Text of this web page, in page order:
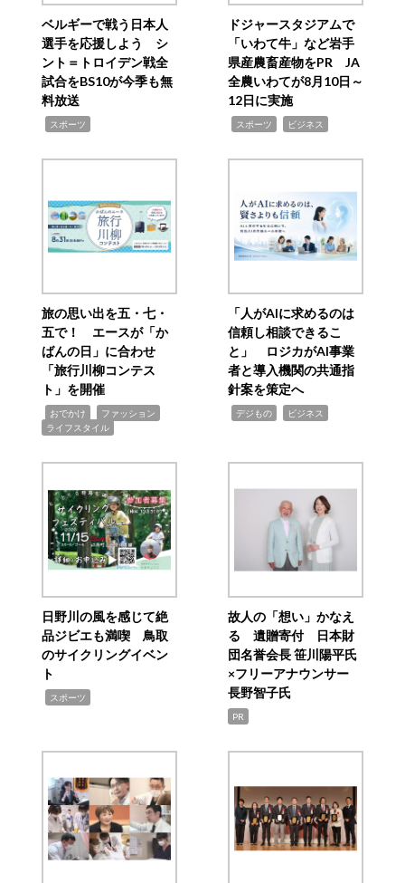
ベルギーで戦う日本人
選手を応援しよう シ
ント＝トロイデン戦全
試合をBS10が今季も無
料放送
スポーツ
ドジャースタジアムで
「いわて牛」など岩手
県産農畜産物をPR JA
全農いわてが8月10日～
12日に実施
スポーツ ビジネス
旅の思い出を五・七・
五で！ エースが「か
ばんの日」に合わせ
「旅行川柳コンテス
ト」を開催
おでかけ ファッション
ライフスタイル
「人がAIに求めるのは
信頼し相談できるこ
と」 ロジカがAI事業
者と導入機関の共通指
針案を策定へ
デジもの ビジネス
日野川の風を感じて絶
品ジビエも満喫 鳥取
のサイクリングイベン
ト
スポーツ
故人の「想い」かなえ
る 遺贈寄付 日本財
団名誉会長 笹川陽平氏
×フリーアナウンサー
長野智子氏
PR